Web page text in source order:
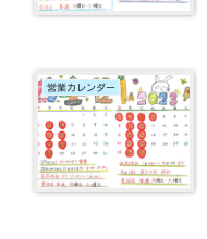
営業カレンダー